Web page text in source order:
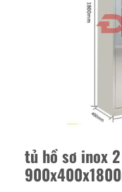
tủ hồ sơ inox